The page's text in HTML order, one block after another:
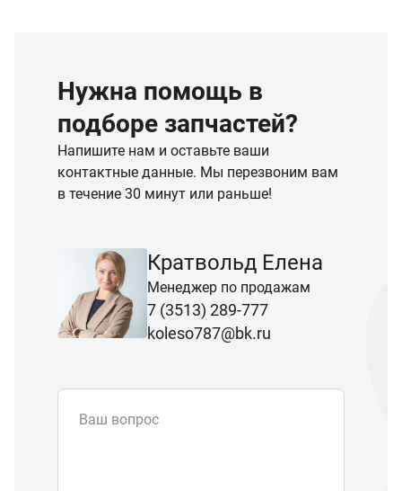
Нужна помощь в
подборе запчастей?
Напишите нам и оставьте ваши
контактные данные. Мы перезвоним вам
в течение 30 минут или раньше!
Кратвольд Елена
Менеджер по продажам
7 (3513) 289-777
koleso787@bk.ru
Ваш вопрос